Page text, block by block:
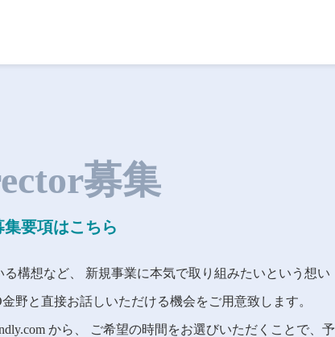
募集
集要項はこちら
構想など、 新規事業に本気で取り組みたいという想い
野と直接お話しいただける機会をご用意致します。
から、 ご希望の時間をお選びいただくことで、予